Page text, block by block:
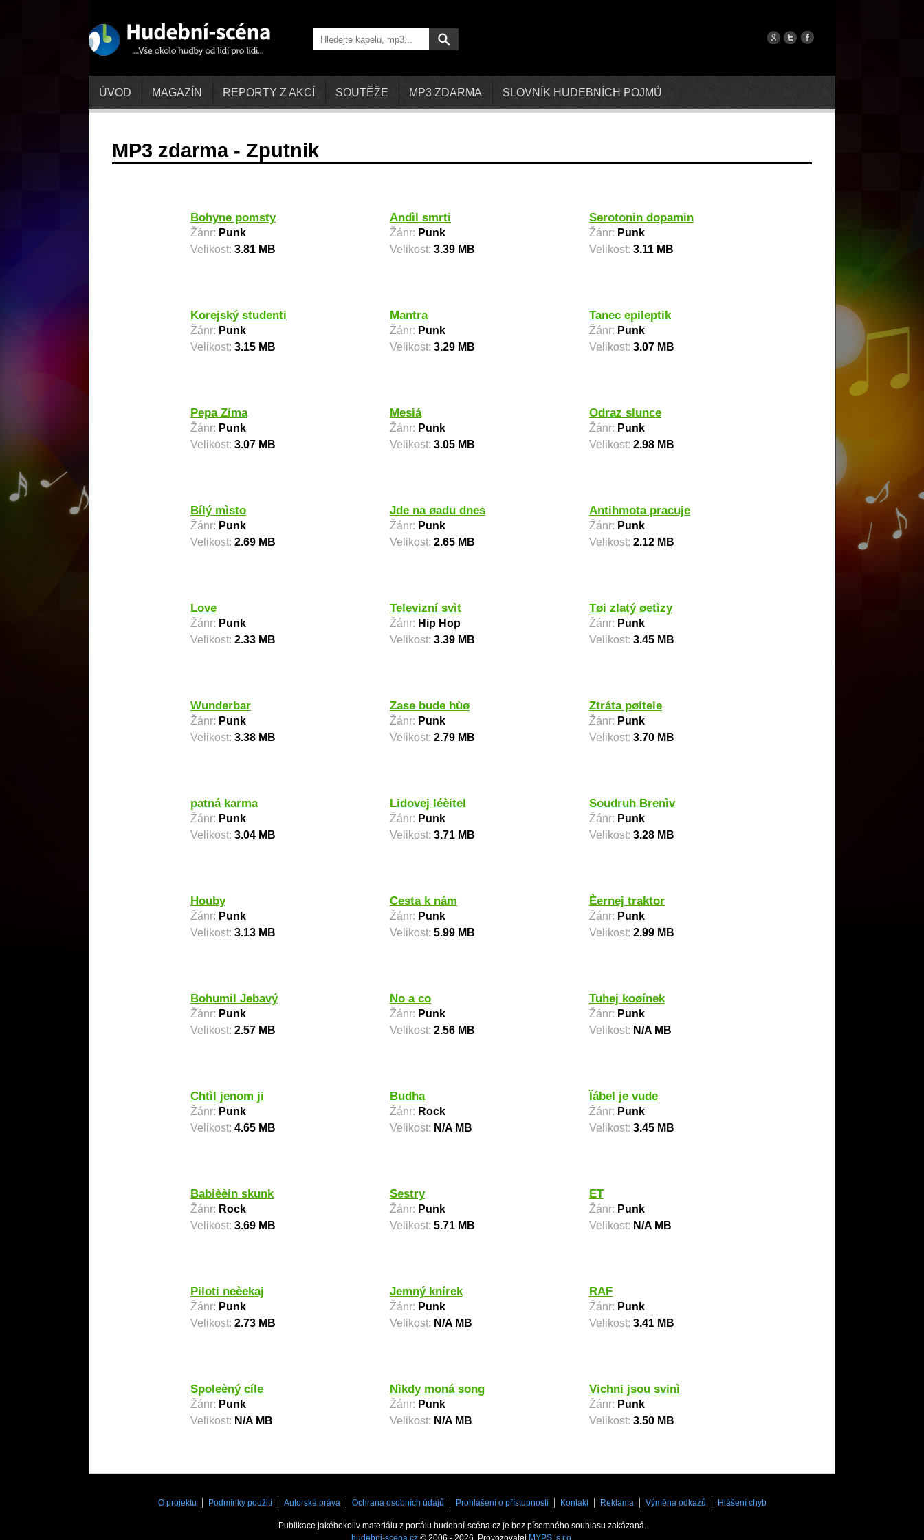
ÚVOD MAGAZÍN REPORTY Z AKCÍ SOUTĚŽE MP3 ZDARMA SLOVNÍK HUDEBNÍCH POJMŮ
MP3 zdarma - Zputnik
Bohyne pomsty
Žánr: Punk
Velikost: 3.81 MB
Andìl smrti
Žánr: Punk
Velikost: 3.39 MB
Serotonin dopamin
Žánr: Punk
Velikost: 3.11 MB
Korejský studenti
Žánr: Punk
Velikost: 3.15 MB
Mantra
Žánr: Punk
Velikost: 3.29 MB
Tanec epileptik
Žánr: Punk
Velikost: 3.07 MB
Pepa Zíma
Žánr: Punk
Velikost: 3.07 MB
Mesiá
Žánr: Punk
Velikost: 3.05 MB
Odraz slunce
Žánr: Punk
Velikost: 2.98 MB
Bílý mìsto
Žánr: Punk
Velikost: 2.69 MB
Jde na øadu dnes
Žánr: Punk
Velikost: 2.65 MB
Antihmota pracuje
Žánr: Punk
Velikost: 2.12 MB
Love
Žánr: Punk
Velikost: 2.33 MB
Televizní svìt
Žánr: Hip Hop
Velikost: 3.39 MB
Tøi zlatý øetìzy
Žánr: Punk
Velikost: 3.45 MB
Wunderbar
Žánr: Punk
Velikost: 3.38 MB
Zase bude hùø
Žánr: Punk
Velikost: 2.79 MB
Ztráta pøítele
Žánr: Punk
Velikost: 3.70 MB
patná karma
Žánr: Punk
Velikost: 3.04 MB
Lidovej léèitel
Žánr: Punk
Velikost: 3.71 MB
Soudruh Brenìv
Žánr: Punk
Velikost: 3.28 MB
Houby
Žánr: Punk
Velikost: 3.13 MB
Cesta k nám
Žánr: Punk
Velikost: 5.99 MB
Èernej traktor
Žánr: Punk
Velikost: 2.99 MB
Bohumil Jebavý
Žánr: Punk
Velikost: 2.57 MB
No a co
Žánr: Punk
Velikost: 2.56 MB
Tuhej koøínek
Žánr: Punk
Velikost: N/A MB
Chtìl jenom ji
Žánr: Punk
Velikost: 4.65 MB
Budha
Žánr: Rock
Velikost: N/A MB
Ïábel je vude
Žánr: Punk
Velikost: 3.45 MB
Babièèin skunk
Žánr: Rock
Velikost: 3.69 MB
Sestry
Žánr: Punk
Velikost: 5.71 MB
ET
Žánr: Punk
Velikost: N/A MB
Piloti neèekaj
Žánr: Punk
Velikost: 2.73 MB
Jemný knírek
Žánr: Punk
Velikost: N/A MB
RAF
Žánr: Punk
Velikost: 3.41 MB
Spoleèný cíle
Žánr: Punk
Velikost: N/A MB
Nìkdy moná song
Žánr: Punk
Velikost: N/A MB
Vichni jsou svinì
Žánr: Punk
Velikost: 3.50 MB
O projektu Podmínky použití Autorská práva Ochrana osobních údajů Prohlášení o přístupnosti Kontakt Reklama Výměna odkazů Hlášení chyb
Publikace jakéhokoliv materiálu z portálu hudební-scéna.cz je bez písemného souhlasu zakázaná.
hudebni-scena.cz© 2006 - 2026. Provozovatel MYPS, s.r.o.